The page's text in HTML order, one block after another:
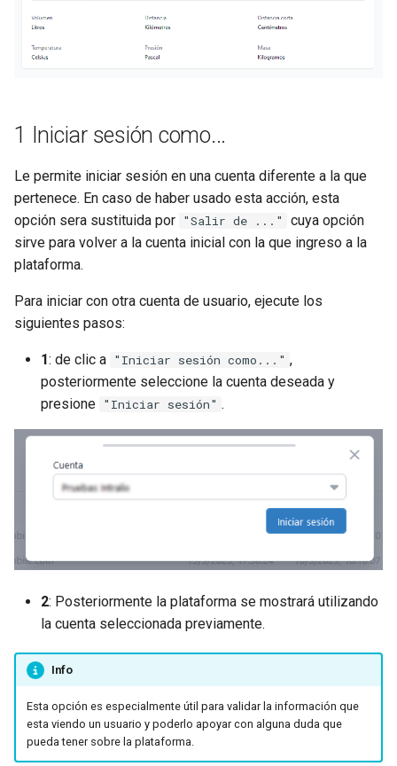
1 Iniciar sesión como...
Le permite iniciar sesión en una cuenta diferente a la que
pertenece. En caso de haber usado esta acción, esta
opción sera sustituida por "Salir de ..."
cuya opción
sirve para volver a la cuenta inicial con la que ingreso a la
plataforma.
Para iniciar con otra cuenta de usuario, ejecute los
siguientes pasos:
1: de clic a "Iniciar sesión como..." ,
posteriormente seleccione la cuenta deseada y
presione "Iniciar sesión" .
2: Posteriormente la plataforma se mostrará utilizando
la cuenta seleccionada previamente.
Info
Esta opción es especialmente útil para validar la información que
esta viendo un usuario y poderlo apoyar con alguna duda que
pueda tener sobre la plataforma.